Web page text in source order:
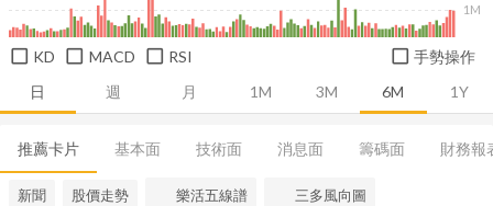
日 週 月 1M 3M 6M 1Y
1M
KD MACD RSI 手勢操作
推薦卡片 基本面 技術面 消息面 籌碼面 財務報
新聞 股價走勢 樂活五線譜 三多風向圖